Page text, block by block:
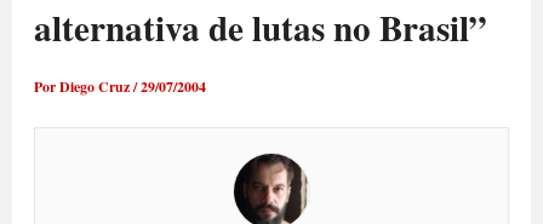
alternativa de lutas no Brasil”
PorDiego Cruz/29/07/2004